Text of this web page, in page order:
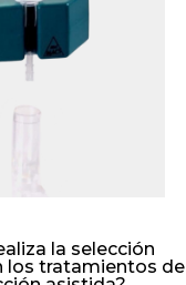
la selección
los tratamientos de